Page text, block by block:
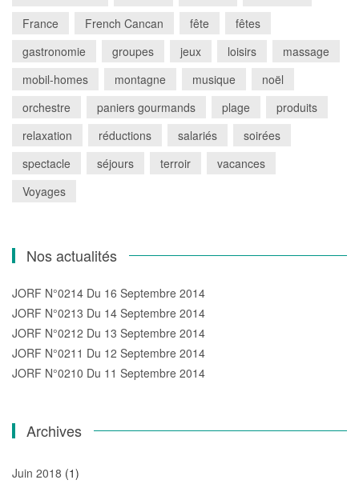
France
French Cancan fête
fêtes
gastronomie
groupes jeux loisirs
massage
mobil-homes
montagne musique
noël
orchestre
paniers gourmands plage
produits
relaxation
réductions salariés
soirées
spectacle
séjours terroir
vacances
Voyages
Nos actualités
JORF N°0214 Du 16 Septembre 2014
JORF N°0213 Du 14 Septembre 2014
JORF N°0212 Du 13 Septembre 2014
JORF N°0211 Du 12 Septembre 2014
JORF N°0210 Du 11 Septembre 2014
Archives
Juin 2018 (1)